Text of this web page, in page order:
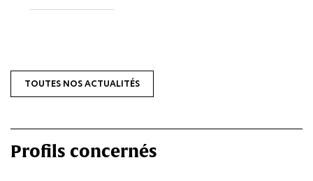
TOUTES NOS ACTUALITÉS
Profils concernés